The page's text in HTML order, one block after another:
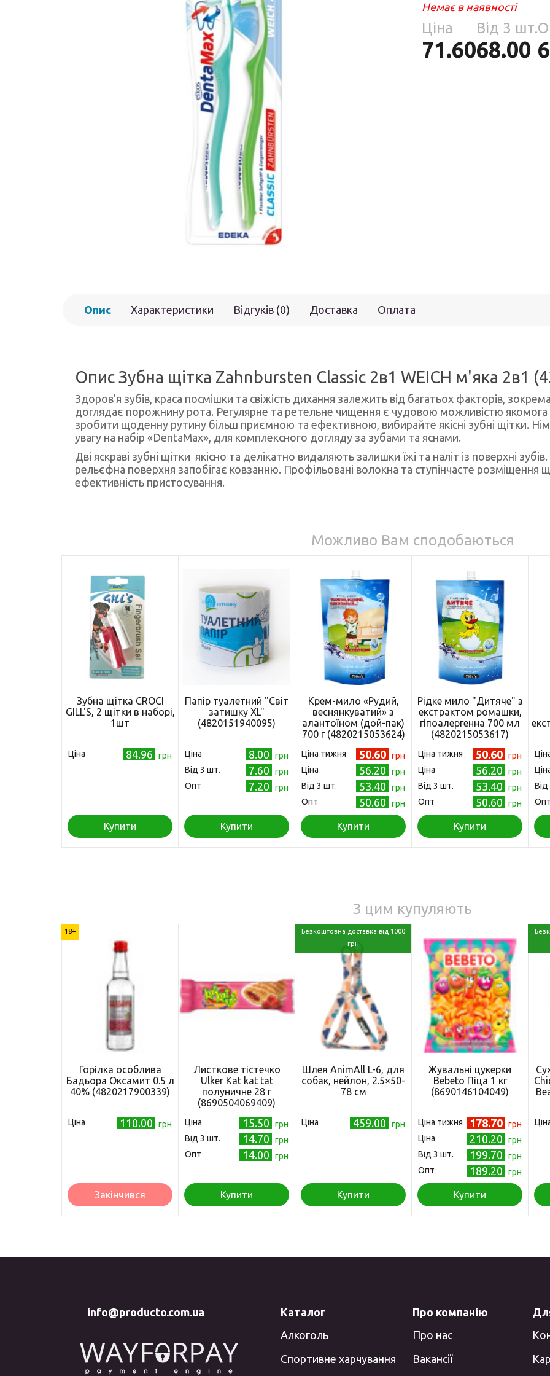
Крупи
Соуси
Консервація
Східна кухня
Снеки та закуски
Харчові
інгредієнти
Рослинна олія
Борошно та
висівки
Подарункові
Немає в наявності
Ціна
71.60
Від 3 шт.
68.00
Опис Характеристики Відгуків (0) Доставка Оплата
Опис Зубна щітка Zahnbursten Classic 2в1 WEICH м'яка 2в1
Здоров'я зубів, краса посмішки та свіжість дихання залежить від багатьох факторів,
доглядає порожнину рота. Регулярне та ретельне чищення є чудовою можливістю
зробити щоденну рутину більш приємною та ефективною, вибирайте якісні зубні щітки.
увагу на набір «DentaMax», для комплексного догляду за зубами та яснами.
Дві яскраві зубні щітки якісно та делікатно видаляють залишки їжі та наліт із поверхні
рельєфна поверхня запобігає ковзанню. Профільовані волокна та ступінчасте
ефективність пристосування.
Можливо Вам сподобаються
Зубна щітка CROCI
GILL'S, 2 щітки в наборі,
1шт
Ціна 84.96 грн
Купити
Папір туалетний "Світ
затишку XL"
(4820151940095)
Ціна 8.00
грн
Від 3 шт.
7.60
грн
Опт
7.20 грн
Купити
Крем-мило «Рудий,
веснянкуватий» з
алантоїном (дой-пак)
700 г (4820215053624)
Ціна тижня 50.60 грн
Ціна
56.20
грн
Від 3 шт.
53.40
грн
Опт
50.60 грн
Купити
Рідке мило "Дитяче" з
екстрактом ромашки,
гіпоалергенна 700 мл
(4820215053617)
Ціна тижня 50.60 грн
Ціна
56.20
грн
Від 3 шт.
53.40
грн
Опт
50.60 грн
Купити
Опт
З цим купуляють
18+
Горілка особлива
Бадьора Оксамит 0.5 л
40% (4820217900339)
Ціна 110.00 грн
Закінчився
Листкове тістечко
Ulker Kat kat tat
полуничне 28 г
(8690504069409)
Ціна 15.50
грн
Від 3 шт.
14.70
грн
Опт
14.00 грн
Купити
Безкоштовна доставка від 1000
грн
Шлея AnimAll L-6, для
собак, нейлон, 2.5×50-
78 см
Ціна 459.00 грн
Купити
Жувальні цукерки
Bebeto Піца 1 кг
(8690146104049)
Ціна тижня 178.70 грн
Ціна
210.20
грн
Від 3 шт.
199.70
грн
Опт
189.20 грн
Купити
info@producto.com.ua
Каталог
Алкоголь
Спортивне харчування
Про компанію
Про нас
Вакансії